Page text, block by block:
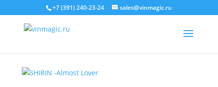
+7 (391) 240-23-24 sales@vinmagic.ru